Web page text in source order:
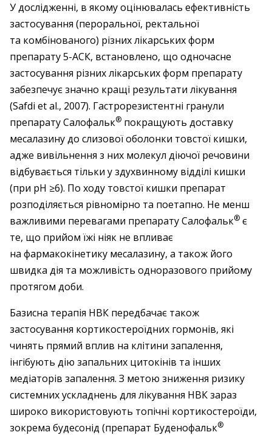
У дослідженні, в якому оцінювалась ефективність
застосування (пероральної, ректальної
та комбінованого) різних лікарських форм
препарату 5-АСК, встановлено, що одночасне
застосування різних лікарських форм препарату
забезпечує значно кращі результати лікування
(Safdi et al., 2007). Гастрорезистентні гранули
препарату Салофальк® покращують доставку
месалазину до слизової оболонки товстої кишки,
адже вивільнення з них молекул діючої речовини
відбувається тільки у здухвинному відділі кишки
(при рН ≥6). По ходу товстої кишки препарат
розподіляється рівномірно та поетапно. Не менш
важливими перевагами препарату Салофальк® є
те, що прийом їжі ніяк не впливає
на фармакокінетику месалазину, а також його
швидка дія та можливість одноразового прийому
протягом доби.
Базисна терапія НВК передбачає також
застосування кортикостероїдних гормонів, які
чинять прямий вплив на клітини запалення,
інгібують дію запальних цитокінів та інших
медіаторів запалення. З метою зниження ризику
системних ускладнень для лікування НВК зараз
широко використовують топічні кортикостероїди,
зокрема будесонід (препарат Буденофальк®